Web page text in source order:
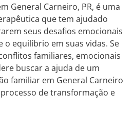
General Carneiro, PR, é uma
que tem ajudado
seus desafios emocionais
o equilíbrio em suas vidas. Se
familiares, emocionais
buscar a ajuda de um
familiar em General Carneiro
de transformação e